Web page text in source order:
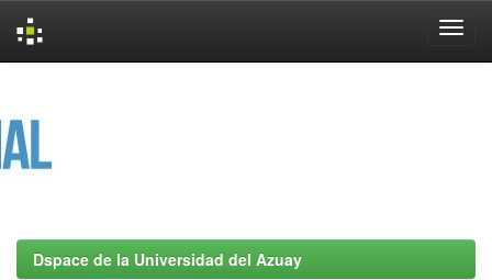
Dspace de la Universidad del Azuay